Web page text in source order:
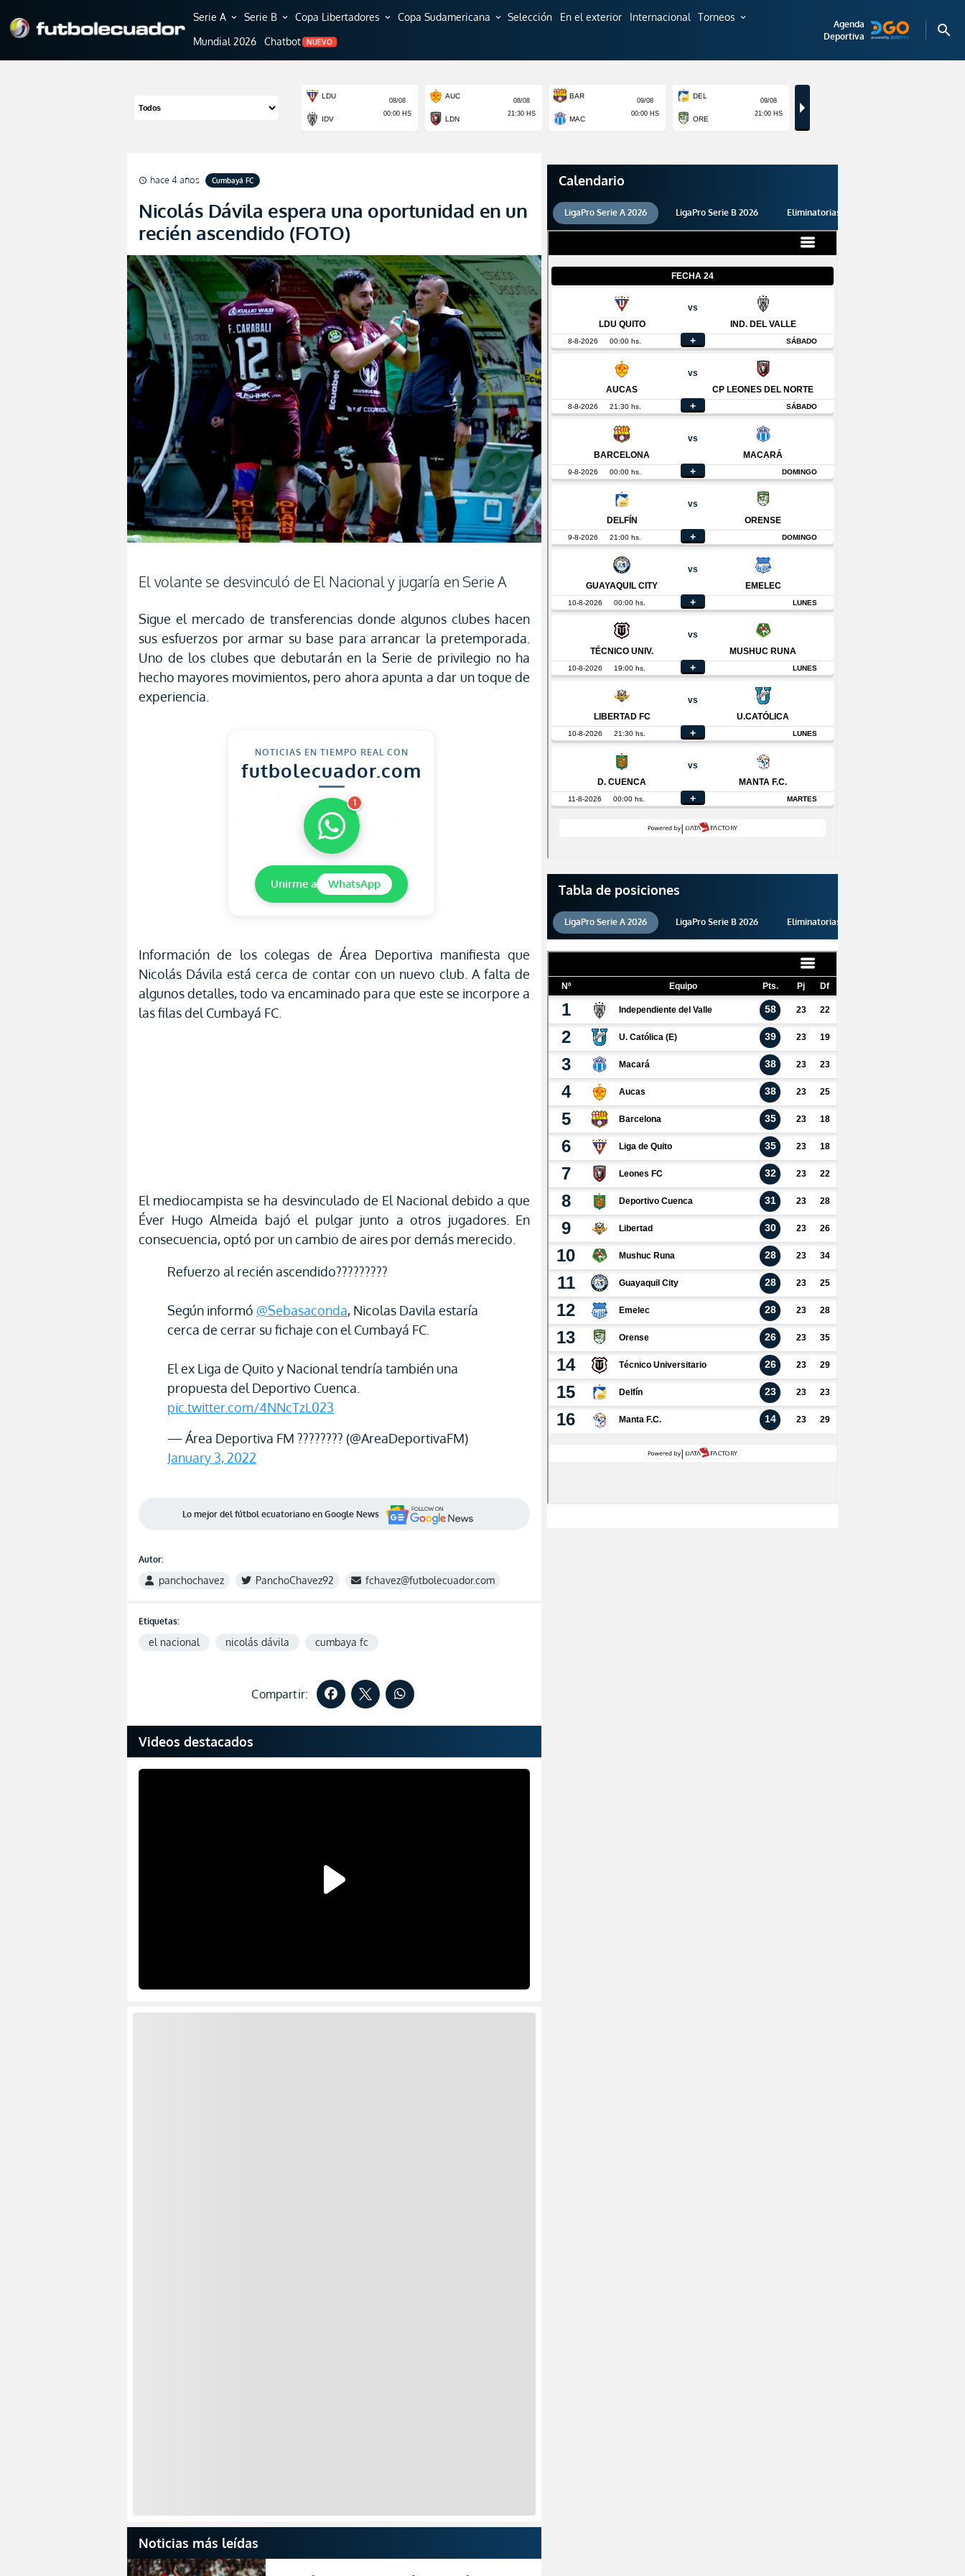
Serie A expand_more Serie B expand_more Copa Libertadores expand_more Copa Sudamericana expand_more Selección En el exterior Internacional Torneos expand_more
Mundial 2026 Chatbot NUEVO
Agenda
Deportiva
search
schedule hace 4 años Cumbayá FC
Nicolás Dávila espera una oportunidad en un
recién ascendido (FOTO)
El volante se desvinculó de El Nacional y jugaría en Serie A
Sigue el mercado de transferencias donde algunos clubes hacen
sus esfuerzos por armar su base para arrancar la pretemporada.
Uno de los clubes que debutarán en la Serie de privilegio no ha
hecho mayores movimientos, pero ahora apunta a dar un toque de
experiencia.
NOTICIAS EN TIEMPO REAL CON
futbolecuador.com
1
Unirme a WhatsApp
Información de los colegas de Área Deportiva manifiesta que
Nicolás Dávila está cerca de contar con un nuevo club. A falta de
algunos detalles, todo va encaminado para que este se incorpore a
las filas del Cumbayá FC.
El mediocampista se ha desvinculado de El Nacional debido a que
Éver Hugo Almeida bajó el pulgar junto a otros jugadores. En
consecuencia, optó por un cambio de aires por demás merecido.
Refuerzo al recién ascendido?????????
Según informó @Sebasaconda, Nicolas Davila estaría
cerca de cerrar su fichaje con el Cumbayá FC.
El ex Liga de Quito y Nacional tendría también una
propuesta del Deportivo Cuenca.
pic.twitter.com/4NNcTzL023
— Área Deportiva FM ???????? (@AreaDeportivaFM)
January 3, 2022
Lo mejor del fútbol ecuatoriano en Google News
Autor:
panchochavez PanchoChavez92 fchavez@futbolecuador.com
Etiquetas:
el nacional nicolás dávila cumbaya fc
Compartir:
Videos destacados
Noticias más leídas
Calendario
LigaPro Serie A 2026 LigaPro Serie B 2026 Eliminatorias 2026
Tabla de posiciones
LigaPro Serie A 2026 LigaPro Serie B 2026 Eliminatorias 2026